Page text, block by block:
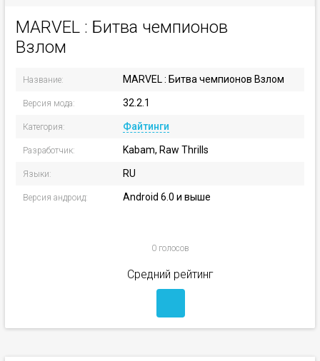
MARVEL : Битва чемпионов
Взлом
Название: MARVEL : Битва чемпионов Взлом
Версия мода: 32.2.1
Категория: Файтинги
Разработчик: Kabam, Raw Thrills
Языки: RU
Версия андроид: Android 6.0 и выше
0 голосов
Средний рейтинг